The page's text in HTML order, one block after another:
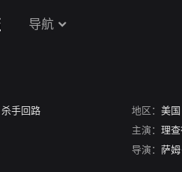
导航
杀手回路 地区： 美国
主演： 理查
导演： 萨姆